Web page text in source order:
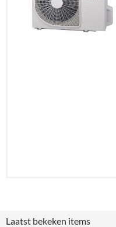
Laatst bekeken items